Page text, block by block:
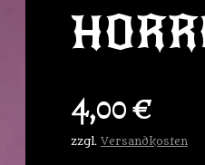
4,00 €
zzgl. Versandkosten